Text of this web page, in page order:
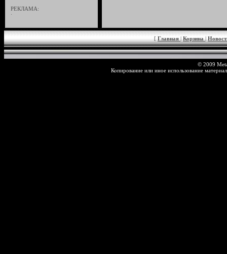
РЕКЛАМА:
·
[ Главная | Корзина |
© 2009
Копирование или иное использование